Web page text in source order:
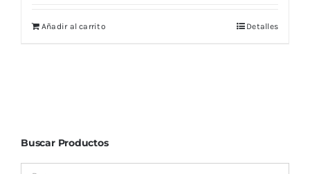
Añadir al carrito Detalles
Buscar Productos